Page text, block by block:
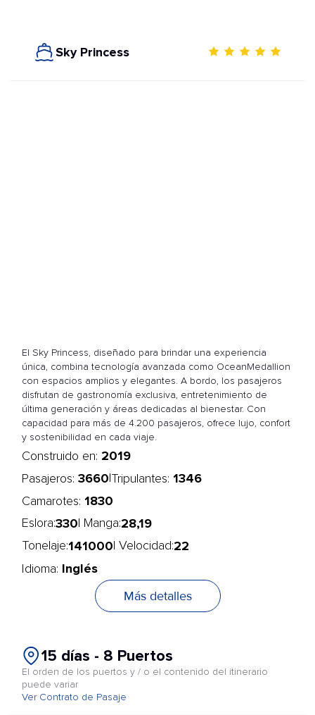
Sky Princess
El Sky Princess, diseñado para brindar una experiencia
única, combina tecnología avanzada como OceanMedallion
con espacios amplios y elegantes. A bordo, los pasajeros
disfrutan de gastronomía exclusiva, entretenimiento de
última generación y áreas dedicadas al bienestar. Con
capacidad para más de 4.200 pasajeros, ofrece lujo, confort
y sostenibilidad en cada viaje.
Construido en: 2019
Pasajeros: 3660 Tripulantes: 1346
Camarotes: 1830
Eslora:330 | Manga:28,19
Tonelaje:141000 | Velocidad:22
Idioma: Inglés
Más detalles
15 días - 8 Puertos
El orden de los puertos y / o el contenido del itinerario
puede variar
Ver Contrato de Pasaje